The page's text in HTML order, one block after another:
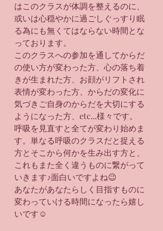
はこのクラスが体調を整えるのに、
或いは心穏やかに過ごしぐっすり眠
る為にも無くてはならない時間とな
っております。
このクラスへの参加を通してからだ
の使い方が変わった方、心の落ち着
きが生まれた方、お顔がリフトされ
表情が変わった方、からだの変化に
気づきご自身のからだを大切にする
ようになった方、etc...様々です。
呼吸を見直すと全てが変わり始めま
す。単なる呼吸のクラスだと捉える
方とそこから何かを生み出す方と、
これもまた全く違うものに繋がって
いきます♪面白いですよね😉
あなたがあなたらしく目指すものに
変わっていける時間になったら嬉し
いです☺️